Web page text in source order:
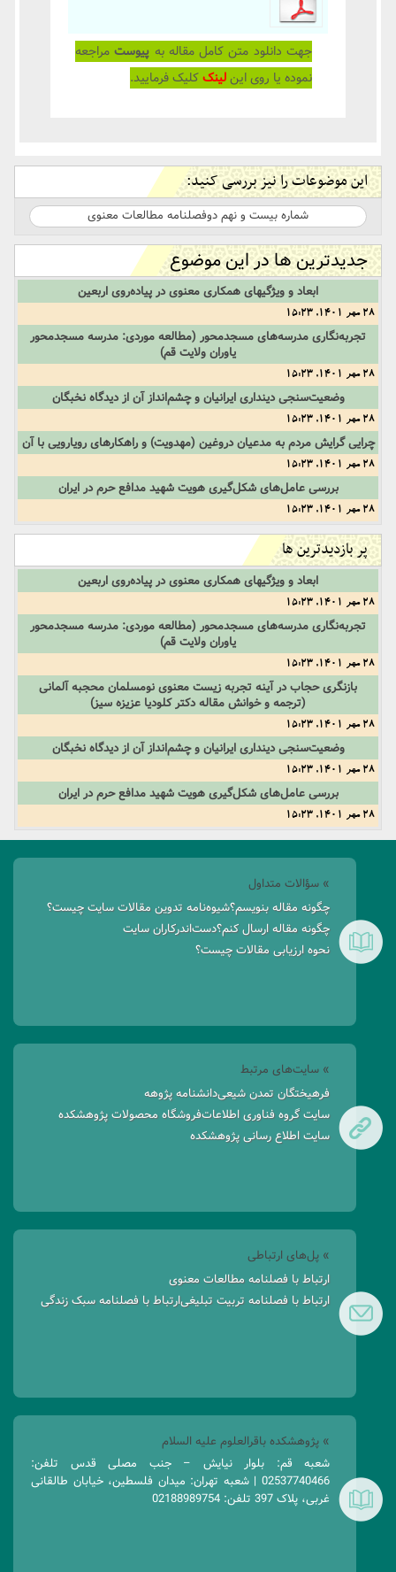
جهت دانلود متن کامل مقاله به پیوستمراجعه
نموده یا روی اینلینککلیک فرمایید.
این موضوعات را نیز بررسی کنید:
شماره بیست و نهم دوفصلنامه مطالعات معنوی
جدیدترین ها در این موضوع
ابعاد و ویژگیهای همکاری معنوی در پیاده‌روی اربعین
28 مهر 1401, 15:23
تجربه‌نگاری مدرسه‌های مسجدمحور (مطالعه موردی: مدرسه مسجدمحور
یاوران ولایت قم)
28 مهر 1401, 15:23
وضعیت‌سنجی دینداری ایرانیان و چشم‌انداز آن از دیدگاه نخبگان
28 مهر 1401, 15:23
چرایی گرایش مردم به مدعیان دروغین (مهدویت) و راهکارهای رویارویی با آن
28 مهر 1401, 15:23
بررسی عامل‌های شکل‌گیری هویت شهید مدافع حرم در ایران
28 مهر 1401, 15:23
پر بازدیدترین ها
ابعاد و ویژگیهای همکاری معنوی در پیاده‌روی اربعین
28 مهر 1401, 15:23
تجربه‌نگاری مدرسه‌های مسجدمحور (مطالعه موردی: مدرسه مسجدمحور
یاوران ولایت قم)
28 مهر 1401, 15:23
بازنگری حجاب در آینه تجربه زیست معنوی نومسلمان محجبه آلمانی
(ترجمه و خوانش مقاله دکتر کلودیا عزیزه سیز)
28 مهر 1401, 15:23
وضعیت‌سنجی دینداری ایرانیان و چشم‌انداز آن از دیدگاه نخبگان
28 مهر 1401, 15:23
بررسی عامل‌های شکل‌گیری هویت شهید مدافع حرم در ایران
28 مهر 1401, 15:23
» سؤالات متداول
چگونه مقاله بنویسم؟شیوه‌نامه تدوین مقالات سایت چیست؟
چگونه مقاله ارسال کنم؟دست‌اندرکاران سایت
نحوه ارزیابی مقالات چیست؟
» سایت‌های مرتبط
فرهیختگان تمدن شیعیدانشنامه پژوهه
سایت گروه فناوری اطلاعاتفروشگاه محصولات پژوهشکده
سایت اطلاع رسانی پژوهشکده
» پل‌های ارتباطی
ارتباط با فصلنامه مطالعات معنوی
ارتباط با فصلنامه تربیت تبلیغیارتباط با فصلنامه سبک زندگی
» پژوهشکده باقرالعلوم علیه السلام
شعبه قم: بلوار نیایش – جنب مصلی قدس تلفن:
02537740466 | شعبه تهران: میدان فلسطین، خیابان طالقانی
غربی، پلاک 397 تلفن: 02188989754